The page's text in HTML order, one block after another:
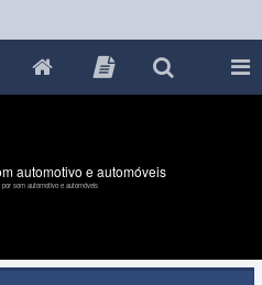
automotivo e automóveis
som automotivo e automóveis